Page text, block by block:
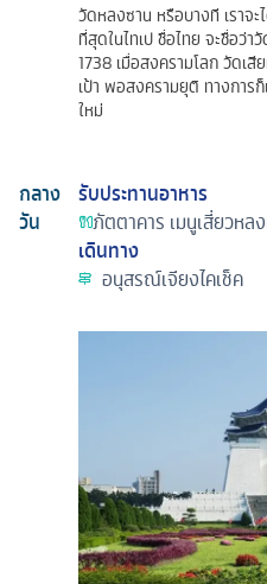
วัดหลงซาน หรือบางที เราจ
ที่สุดในไทเป ชื่อไทย จะชื่อว่
1738 เมื่อสงครามโลก วัดเ
เป้า พอสงครามยุติ ทางการ
ใหม่
กลาง
วัน
รับประทานอาหาร
ภัตตาคาร เมนูเสี่ยวหล
เดินทาง
อนุสรณ์เจียงไคเช็ค